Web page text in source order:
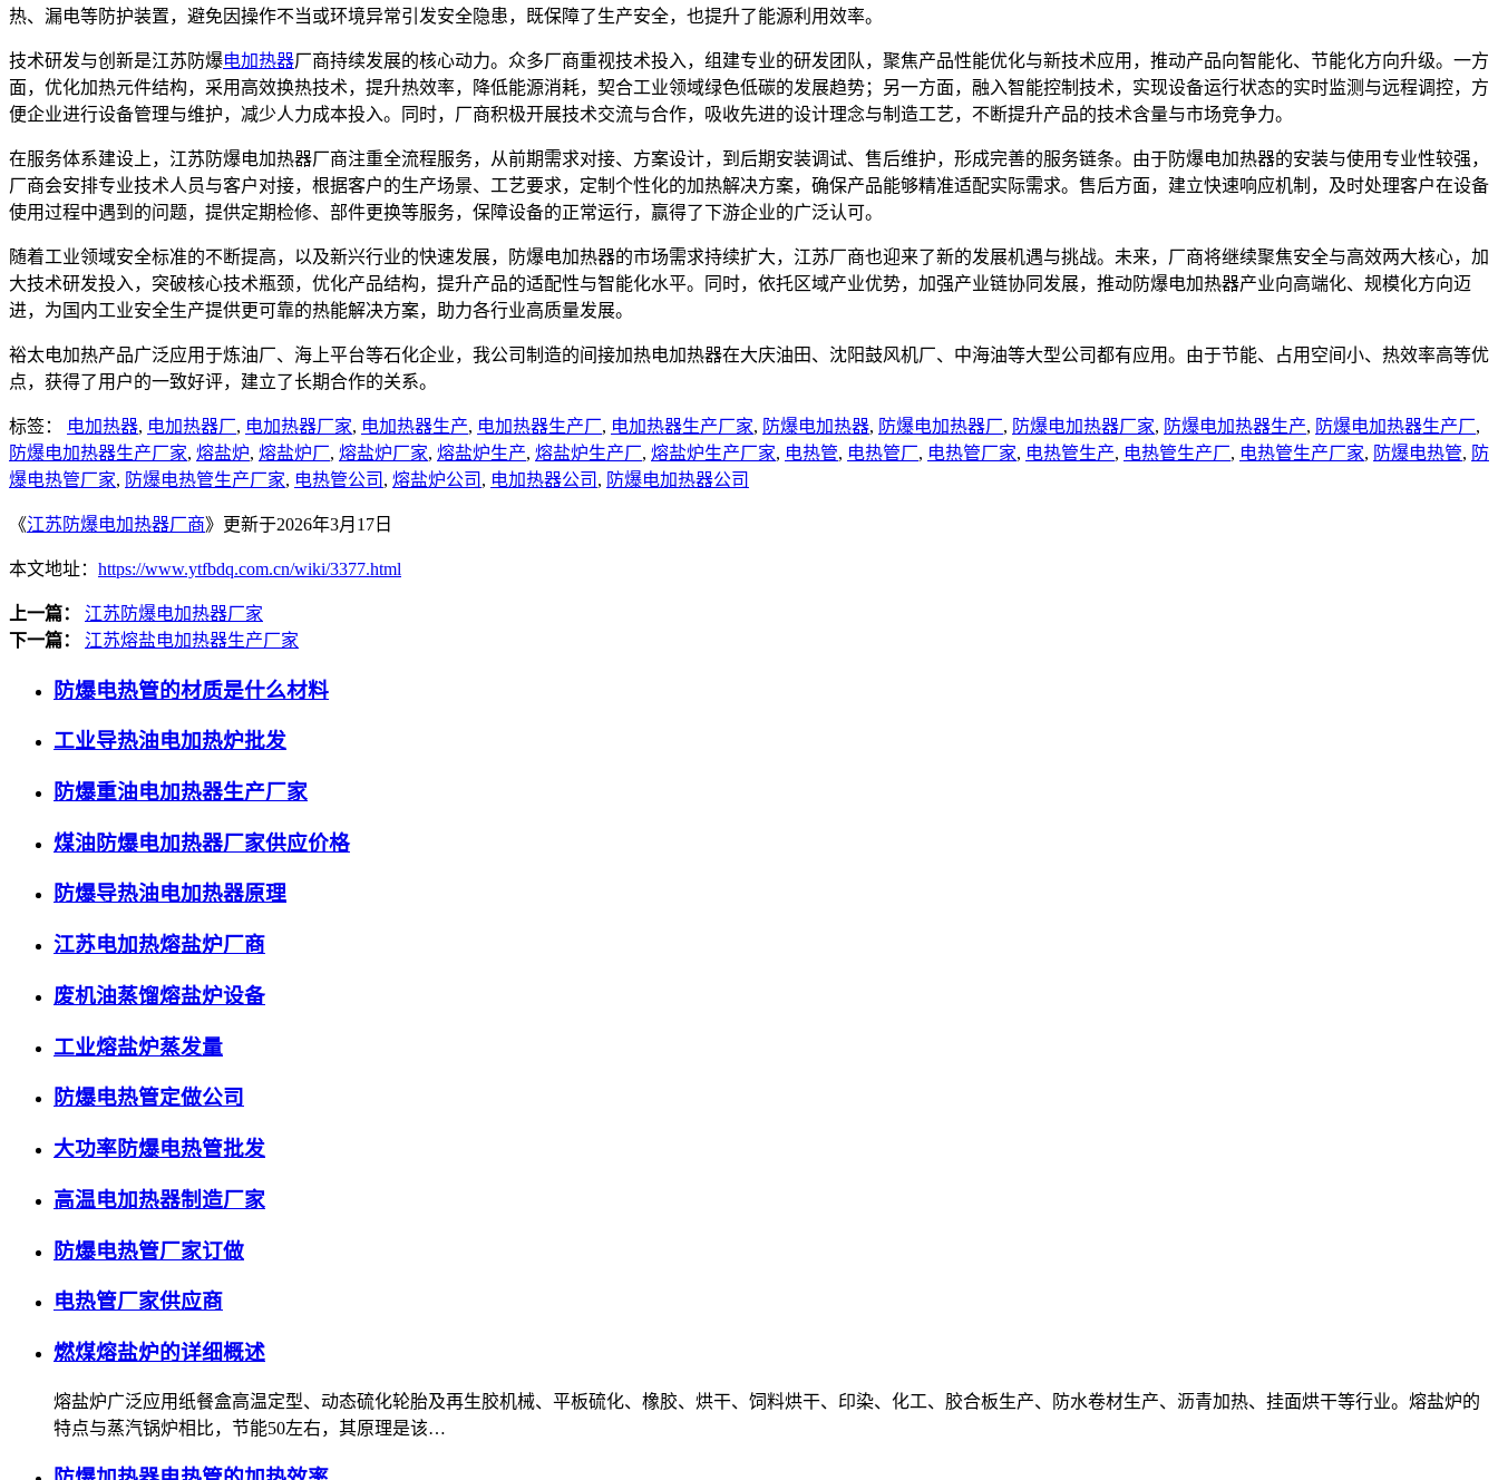
热、漏电等防护装置，避免因操作不当或环境异常引发安全隐患，既保障了生产安全，也提升了能源利用效率。
技术研发与创新是江苏防爆电加热器厂商持续发展的核心动力。众多厂商重视技术投入，组建专业的研发团队，聚焦产品性能优化与新技术应用，推动产品向智能化、节能化方向升级。一方
面，优化加热元件结构，采用高效换热技术，提升热效率，降低能源消耗，契合工业领域绿色低碳的发展趋势；另一方面，融入智能控制技术，实现设备运行状态的实时监测与远程调控，方
便企业进行设备管理与维护，减少人力成本投入。同时，厂商积极开展技术交流与合作，吸收先进的设计理念与制造工艺，不断提升产品的技术含量与市场竞争力。
在服务体系建设上，江苏防爆电加热器厂商注重全流程服务，从前期需求对接、方案设计，到后期安装调试、售后维护，形成完善的服务链条。由于防爆电加热器的安装与使用专业性较强，
厂商会安排专业技术人员与客户对接，根据客户的生产场景、工艺要求，定制个性化的加热解决方案，确保产品能够精准适配实际需求。售后方面，建立快速响应机制，及时处理客户在设备
使用过程中遇到的问题，提供定期检修、部件更换等服务，保障设备的正常运行，赢得了下游企业的广泛认可。
随着工业领域安全标准的不断提高，以及新兴行业的快速发展，防爆电加热器的市场需求持续扩大，江苏厂商也迎来了新的发展机遇与挑战。未来，厂商将继续聚焦安全与高效两大核心，加
大技术研发投入，突破核心技术瓶颈，优化产品结构，提升产品的适配性与智能化水平。同时，依托区域产业优势，加强产业链协同发展，推动防爆电加热器产业向高端化、规模化方向迈
进，为国内工业安全生产提供更可靠的热能解决方案，助力各行业高质量发展。
裕太电加热产品广泛应用于炼油厂、海上平台等石化企业，我公司制造的间接加热电加热器在大庆油田、沈阳鼓风机厂、中海油等大型公司都有应用。由于节能、占用空间小、热效率高等优
点，获得了用户的一致好评，建立了长期合作的关系。
标签： 电加热器, 电加热器厂, 电加热器厂家, 电加热器生产, 电加热器生产厂, 电加热器生产厂家, 防爆电加热器, 防爆电加热器厂, 防爆电加热器厂家, 防爆电加热器生产, 防爆电加热器生产厂,
防爆电加热器生产厂家, 熔盐炉, 熔盐炉厂, 熔盐炉厂家, 熔盐炉生产, 熔盐炉生产厂, 熔盐炉生产厂家, 电热管, 电热管厂, 电热管厂家, 电热管生产, 电热管生产厂, 电热管生产厂家, 防爆电热管, 防
爆电热管厂家, 防爆电热管生产厂家, 电热管公司 , 熔盐炉公司 , 电加热器公司 , 防爆电加热器公司
《江苏防爆电加热器厂商》更新于2026年3月17日
本文地址： https://www.ytfbdq.com.cn/wiki/3377.html
上一篇：
江苏防爆电加热器厂家
下一篇：
江苏熔盐电加热器生产厂家
防爆电热管的材质是什么材料
工业导热油电加热炉批发
防爆重油电加热器生产厂家
煤油防爆电加热器厂家供应价格
防爆导热油电加热器原理
江苏电加热熔盐炉厂商
废机油蒸馏熔盐炉设备
工业熔盐炉蒸发量
防爆电热管定做公司
大功率防爆电热管批发
高温电加热器制造厂家
防爆电热管厂家订做
电热管厂家供应商
燃煤熔盐炉的详细概述
熔盐炉广泛应用纸餐盒高温定型、动态硫化轮胎及再生胶机械、平板硫化、橡胶、烘干、饲料烘干、印染、化工、胶合板生产、防水卷材生产、沥青加热、挂面烘干等行业。熔盐炉的
特点与蒸汽锅炉相比，节能50左右，其原理是该…